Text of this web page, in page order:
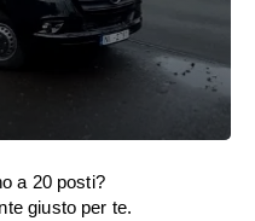
a 20 posti?
giusto per te.